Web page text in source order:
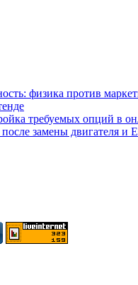
физика против
требуемых опций в
замены двигателя и